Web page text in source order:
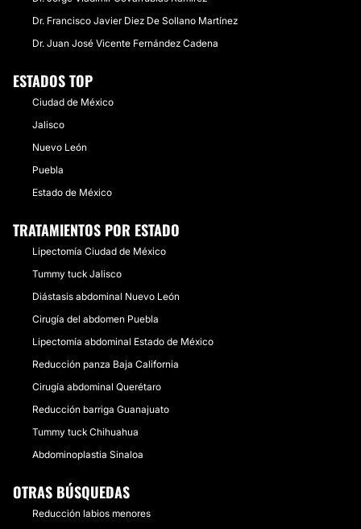
Dr. Francisco Javier Diez De Sollano Martínez
Dr. Juan José Vicente Fernández Cadena
ESTADOS TOP
Ciudad de México
Jalisco
Nuevo León
Puebla
Estado de México
TRATAMIENTOS POR ESTADO
Lipectomía Ciudad de México
Tummy tuck Jalisco
Diástasis abdominal Nuevo León
Cirugía del abdomen Puebla
Lipectomía abdominal Estado de México
Reducción panza Baja California
Cirugía abdominal Querétaro
Reducción barriga Guanajuato
Tummy tuck Chihuahua
Abdominoplastia Sinaloa
OTRAS BÚSQUEDAS
Reducción labios menores